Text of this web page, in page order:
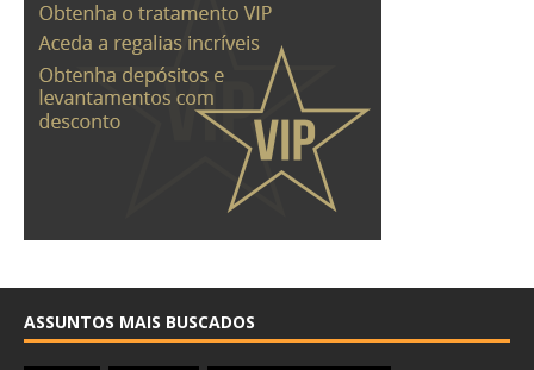
ASSUNTOS MAIS BUSCADOS